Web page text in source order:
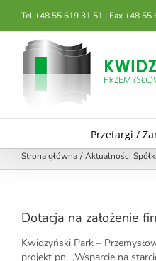
zawartości
Tel +48 55 619 31 51 | Fax +48 55
Przetargi /
Strona główna Aktualności Spółki
Dotacja na założenie
Kwidzyński Park –
projekt pn. „Wsparcie na